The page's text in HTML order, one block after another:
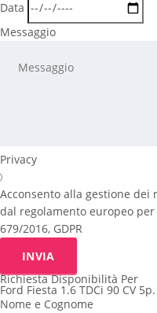
Data
Messaggio
Privacy
Acconsento alla gestione
dal regolamento europeo
679/2016, GDPR
INVIA
Richiesta Disponibilità Per
Ford Fiesta 1.6 TDCi 90 CV
Nome e Cognome